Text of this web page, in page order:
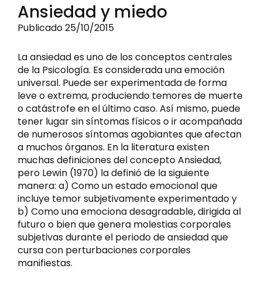
Ansiedad y miedo
Publicado 25/10/2015
La ansiedad es uno de los conceptos centrales
de la Psicología. Es considerada una emoción
universal. Puede ser experimentada de forma
leve o extrema, produciendo temores de muerte
o catástrofe en el último caso. Así mismo, puede
tener lugar sin síntomas físicos o ir acompañada
de numerosos síntomas agobiantes que afectan
a muchos órganos. En la literatura existen
muchas definiciones del concepto Ansiedad,
pero Lewin (1970) la definió de la siguiente
manera: a) Como un estado emocional que
incluye temor subjetivamente experimentado y
b) Como una emociona desagradable, dirigida al
futuro o bien que genera molestias corporales
subjetivas durante el periodo de ansiedad que
cursa con perturbaciones corporales
manifiestas.